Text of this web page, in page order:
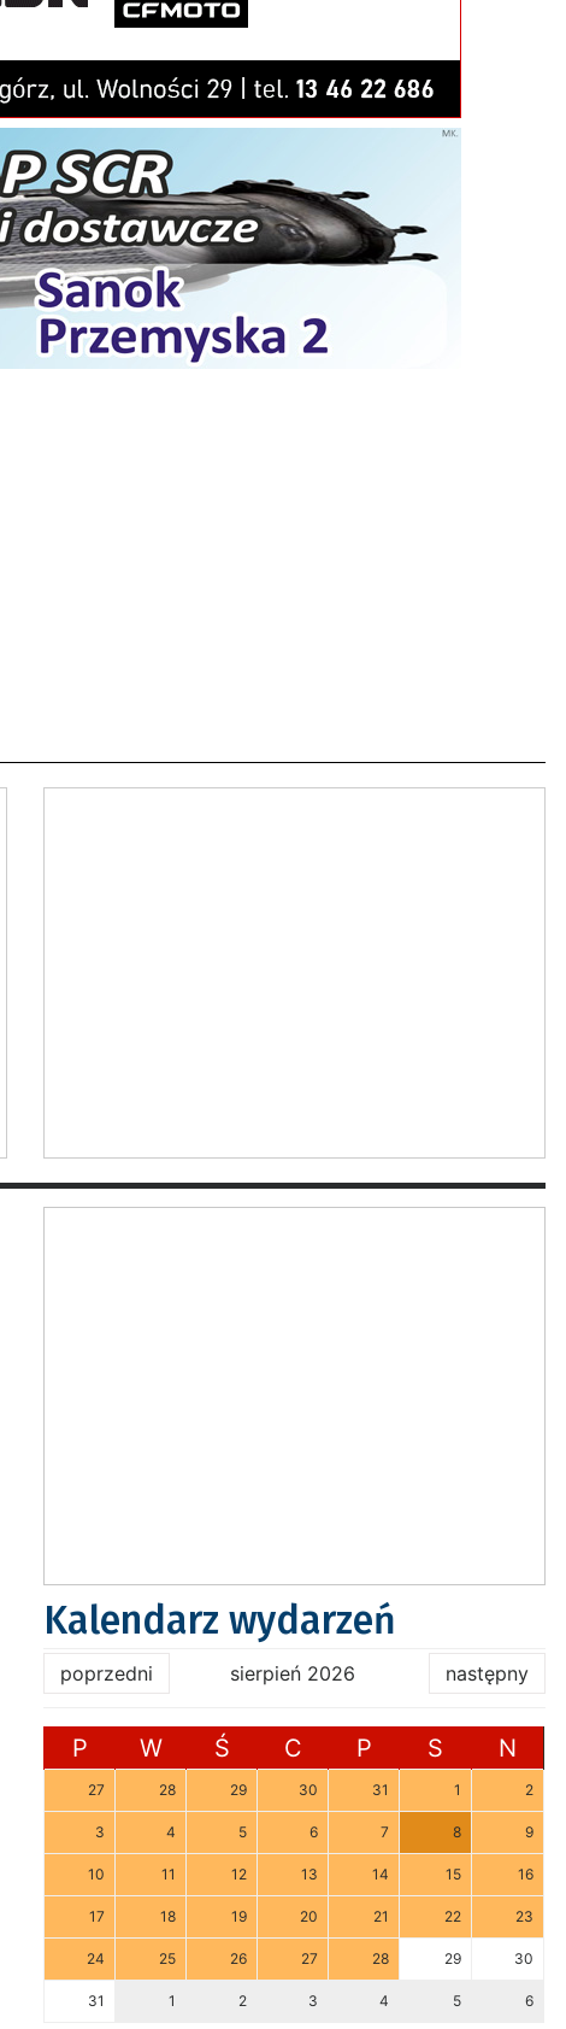
Kalendarz wydarzeń
poprzedni sierpień 2026 następny
P W Ś C P S N
27 28 29 30 31 1 2
3 4 5 6 7 8 9
10 11 12 13 14 15 16
17 18 19 20 21 22 23
24 25 26 27 28 29 30
31 1 2 3 4 5 6